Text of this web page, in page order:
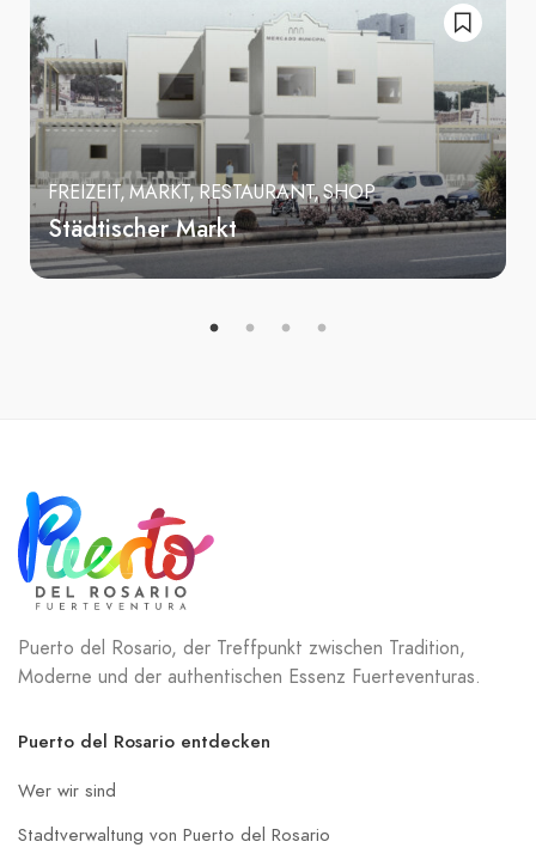
FREIZEIT MARKT RESTAURANT SHOP
Städtischer Markt
Puerto del Rosario, der Treffpunkt zwischen Tradition,
Moderne und der authentischen Essenz Fuerteventuras.
Puerto del Rosario entdecken
Wer wir sind
Stadtverwaltung von Puerto del Rosario